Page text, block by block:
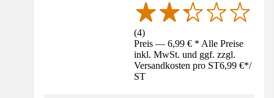
(4)
Preis — 6,99 € * Alle Preise
inkl. MwSt. und ggf. zzgl.
Versandkosten pro ST6,99 €*/
ST